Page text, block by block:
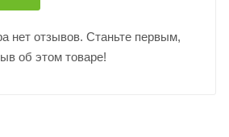
нет отзывов. Станьте первым,
об этом товаре!